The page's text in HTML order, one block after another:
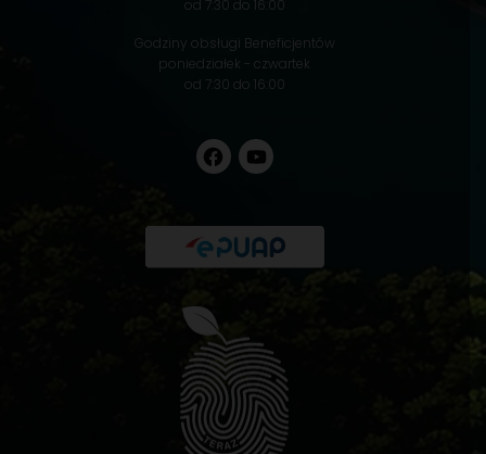
od 7:30 do 16:00
Godziny obsługi Beneficjentów
poniedziałek - czwartek
od 7:30 do 16:00